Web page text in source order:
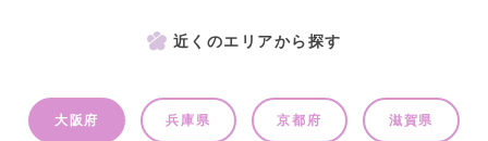
近くのエリアから探す
大阪府 兵庫県 京都府 滋賀県